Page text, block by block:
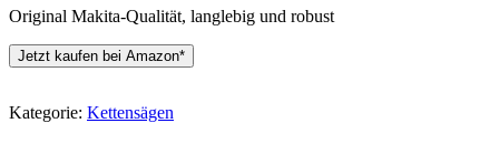
Original Makita-Qualität, langlebig und robust
Jetzt kaufen bei Amazon*
Kategorie: Kettensägen